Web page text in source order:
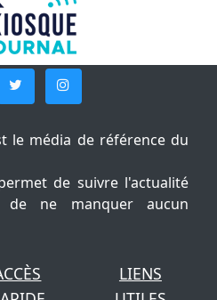
le média de référence du
de suivre l'actualité
ne manquer aucun
LIENS